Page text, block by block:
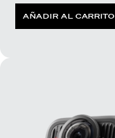
AÑADIR AL CARRITO